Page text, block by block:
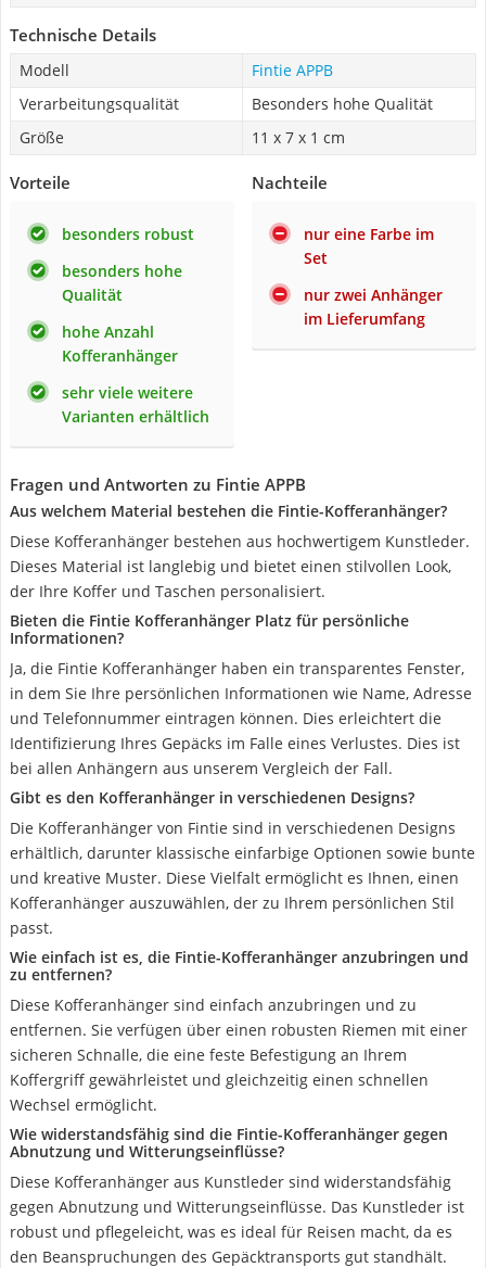
Technische Details
Modell
Fintie APPB
Verarbeitungsqualität
Besonders hohe Qualität
Größe
11 x 7 x 1 cm
Vorteile
besonders robust
besonders hohe
Qualität
hohe Anzahl
Kofferanhänger
sehr viele weitere
Varianten erhältlich
Nachteile
nur eine Farbe im
Set
nur zwei Anhänger
im Lieferumfang
Fragen und Antworten zu Fintie APPB
Aus welchem Material bestehen die Fintie-Kofferanhänger?
Diese Kofferanhänger bestehen aus hochwertigem Kunstleder.
Dieses Material ist langlebig und bietet einen stilvollen Look,
der Ihre Koffer und Taschen personalisiert.
Bieten die Fintie Kofferanhänger Platz für persönliche
Informationen?
Ja, die Fintie Kofferanhänger haben ein transparentes Fenster,
in dem Sie Ihre persönlichen Informationen wie Name, Adresse
und Telefonnummer eintragen können. Dies erleichtert die
Identifizierung Ihres Gepäcks im Falle eines Verlustes. Dies ist
bei allen Anhängern aus unserem Vergleich der Fall.
Gibt es den Kofferanhänger in verschiedenen Designs?
Die Kofferanhänger von Fintie sind in verschiedenen Designs
erhältlich, darunter klassische einfarbige Optionen sowie bunte
und kreative Muster. Diese Vielfalt ermöglicht es Ihnen, einen
Kofferanhänger auszuwählen, der zu Ihrem persönlichen Stil
passt.
Wie einfach ist es, die Fintie-Kofferanhänger anzubringen und
zu entfernen?
Diese Kofferanhänger sind einfach anzubringen und zu
entfernen. Sie verfügen über einen robusten Riemen mit einer
sicheren Schnalle, die eine feste Befestigung an Ihrem
Koffergriff gewährleistet und gleichzeitig einen schnellen
Wechsel ermöglicht.
Wie widerstandsfähig sind die Fintie-Kofferanhänger gegen
Abnutzung und Witterungseinflüsse?
Diese Kofferanhänger aus Kunstleder sind widerstandsfähig
gegen Abnutzung und Witterungseinflüsse. Das Kunstleder ist
robust und pflegeleicht, was es ideal für Reisen macht, da es
den Beanspruchungen des Gepäcktransports gut standhält.